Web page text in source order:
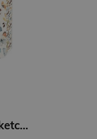
Butterflies Sketch Book